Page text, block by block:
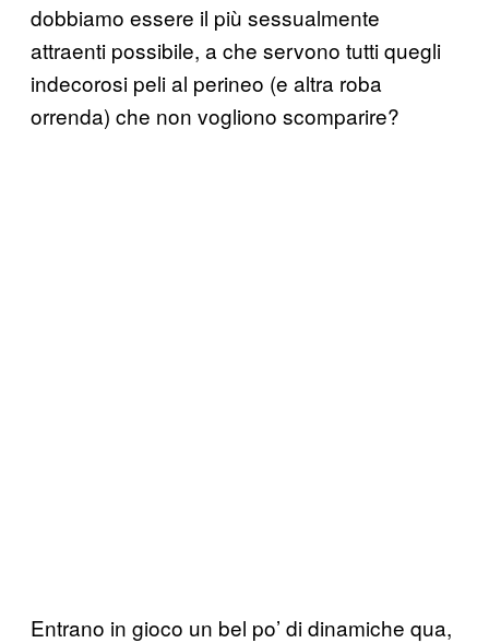
dobbiamo essere il più sessualmente
attraenti possibile, a che servono tutti quegli
indecorosi peli al perineo (e altra roba
orrenda) che non vogliono scomparire?
Entrano in gioco un bel po’ di dinamiche qua,